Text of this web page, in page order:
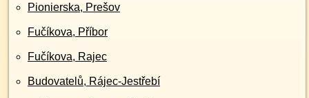
Pionierska, Prešov
Fučíkova, Příbor
Fučíkova, Rajec
Budovatelů, Rájec-Jestřebí